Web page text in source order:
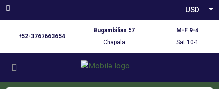
USD
+52-3767663654
Bugambilias 57
Chapala
M-F 9-4
Sat 10-1